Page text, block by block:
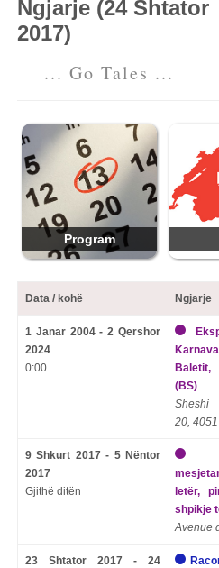
Ngjarje (24 Shtator
2017)
... Go Tales ...
Program
Data / kohë Ngjarje
1 Janar 2004 - 2 Qershor
2024
0:00
(BS)
Sheshi
20,
9 Shkurt 2017 - 5 Nëntor
2017
Gjithë ditën
letër,
shpikje
Avenue
23 Shtator 2017 - 24